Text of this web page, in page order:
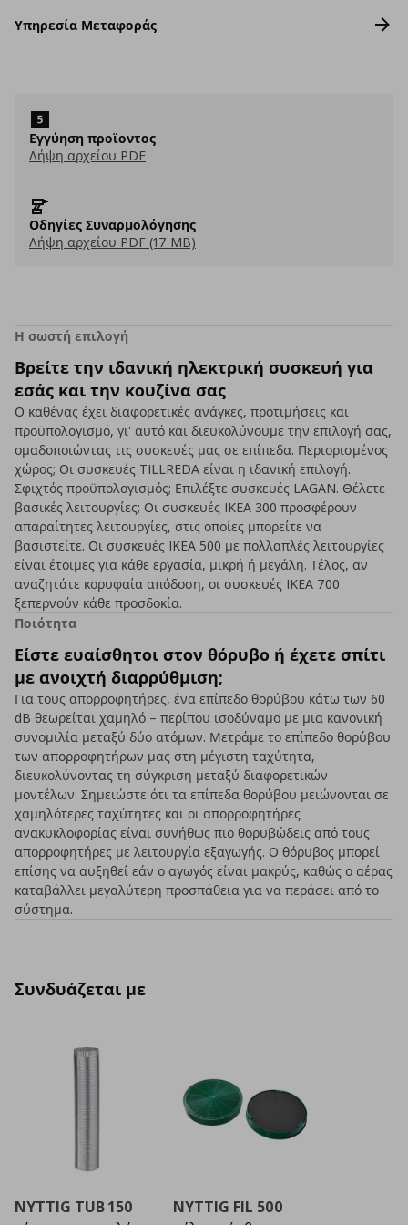
Υπηρεσία Μεταφοράς
Εγγύηση προϊοντος
Λήψη αρχείου PDF
Οδηγίες Συναρμολόγησης
Λήψη αρχείου PDF (17 MB)
Η σωστή επιλογή
Βρείτε την ιδανική ηλεκτρική συσκευή για
εσάς και την κουζίνα σας
Ο καθένας έχει διαφορετικές ανάγκες, προτιμήσεις και
προϋπολογισμό, γι' αυτό και διευκολύνουμε την επιλογή σας,
ομαδοποιώντας τις συσκευές μας σε επίπεδα. Περιορισμένος
χώρος; Οι συσκευές TILLREDA είναι η ιδανική επιλογή.
Σφιχτός προϋπολογισμός; Επιλέξτε συσκευές LAGAN. Θέλετε
βασικές λειτουργίες; Οι συσκευές IKEA 300 προσφέρουν
απαραίτητες λειτουργίες, στις οποίες μπορείτε να
βασιστείτε. Οι συσκευές IKEA 500 με πολλαπλές λειτουργίες
είναι έτοιμες για κάθε εργασία, μικρή ή μεγάλη. Τέλος, αν
αναζητάτε κορυφαία απόδοση, οι συσκευές IKEA 700
ξεπερνούν κάθε προσδοκία.
Ποιότητα
Είστε ευαίσθητοι στον θόρυβο ή έχετε σπίτι
με ανοιχτή διαρρύθμιση;
Για τους απορροφητήρες, ένα επίπεδο θορύβου κάτω των 60
dB θεωρείται χαμηλό – περίπου ισοδύναμο με μια κανονική
συνομιλία μεταξύ δύο ατόμων. Μετράμε το επίπεδο θορύβου
των απορροφητήρων μας στη μέγιστη ταχύτητα,
διευκολύνοντας τη σύγκριση μεταξύ διαφορετικών
μοντέλων. Σημειώστε ότι τα επίπεδα θορύβου μειώνονται σε
χαμηλότερες ταχύτητες και οι απορροφητήρες
ανακυκλοφορίας είναι συνήθως πιο θορυβώδεις από τους
απορροφητήρες με λειτουργία εξαγωγής. Ο θόρυβος μπορεί
επίσης να αυξηθεί εάν ο αγωγός είναι μακρύς, καθώς ο αέρας
καταβάλλει μεγαλύτερη προσπάθεια για να περάσει από το
σύστημα.
Συνδυάζεται με
NYTTIG TUB 150
NYTTIG FIL 500